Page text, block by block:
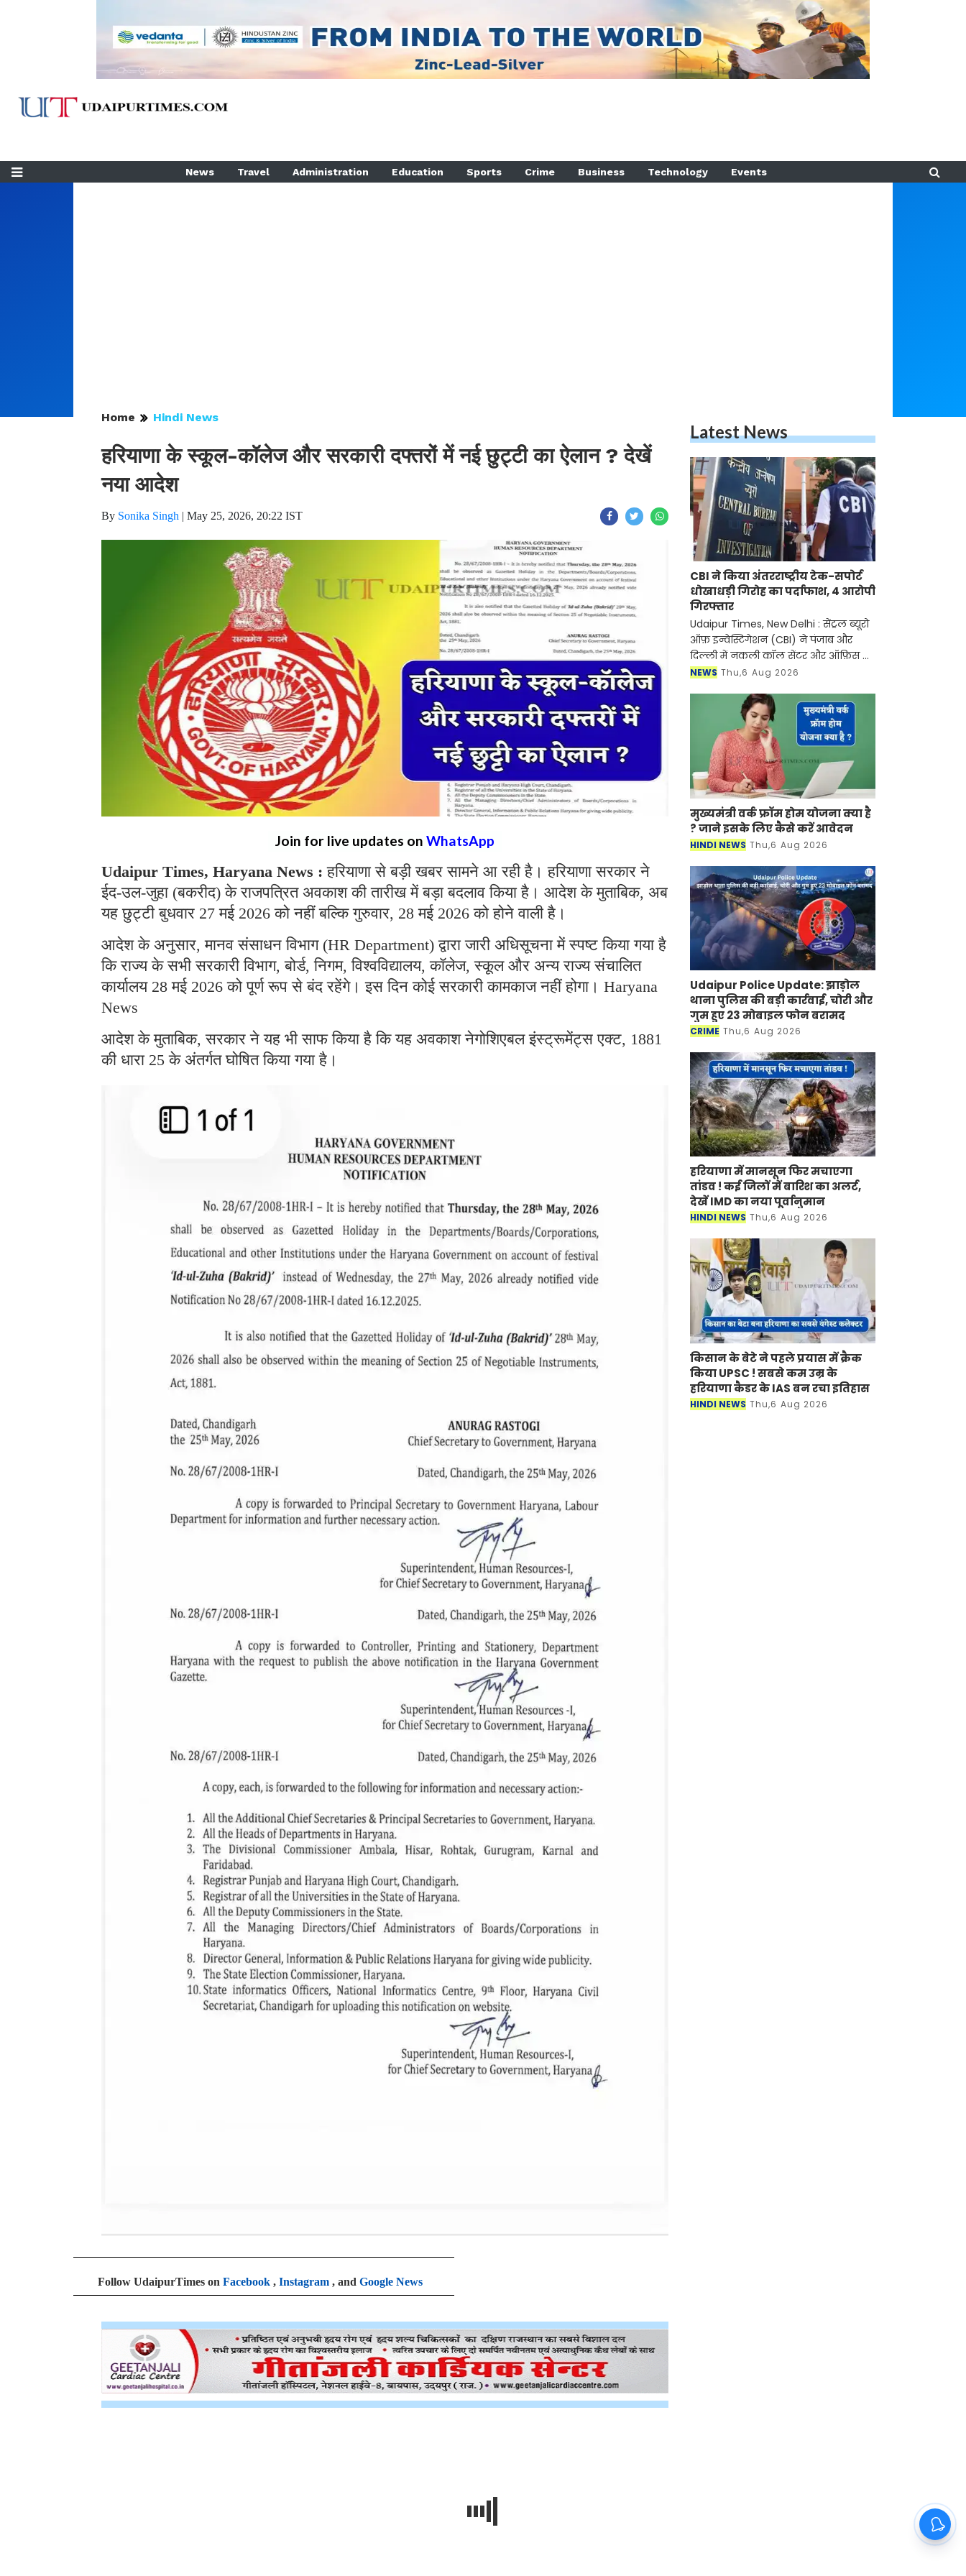
News Travel Administration Education Sports Crime Business Technology Events
Home Hindi News
हरियाणा के स्कूल-कॉलेज और सरकारी दफ्तरों में नई छुट्टी का ऐलान ? देखें
नया आदेश
By Sonika Singh | May 25, 2026, 20:22 IST
Join for live updates on WhatsApp
Udaipur Times, Haryana News : हरियाणा से बड़ी खबर सामने आ रही है। हरियाणा सरकार ने
ईद-उल-जुहा (बकरीद) के राजपत्रित अवकाश की तारीख में बड़ा बदलाव किया है। आदेश के मुताबिक, अब
यह छुट्टी बुधवार 27 मई 2026 को नहीं बल्कि गुरुवार, 28 मई 2026 को होने वाली है।
आदेश के अनुसार, मानव संसाधन विभाग (HR Department) द्वारा जारी अधिसूचना में स्पष्ट किया गया है
कि राज्य के सभी सरकारी विभाग, बोर्ड, निगम, विश्वविद्यालय, कॉलेज, स्कूल और अन्य राज्य संचालित
कार्यालय 28 मई 2026 को पूर्ण रूप से बंद रहेंगे। इस दिन कोई सरकारी कामकाज नहीं होगा। Haryana
News
आदेश के मुताबिक, सरकार ने यह भी साफ किया है कि यह अवकाश नेगोशिएबल इंस्ट्रूमेंट्स एक्ट, 1881
की धारा 25 के अंतर्गत घोषित किया गया है।
Follow UdaipurTimes on Facebook , Instagram , and Google News
Latest News
CBI ने किया अंतरराष्ट्रीय टेक-सपोर्ट
धोखाधड़ी गिरोह का पर्दाफाश, 4 आरोपी
गिरफ्तार
Udaipur Times, New Delhi : सेंट्रल ब्यूरो
ऑफ़ इन्वेस्टिगेशन (CBI) ने पंजाब और
दिल्ली में नकली कॉल सेंटर और ऑफ़िस के
ज़रिए चल रहे एक बड़े इंटरनेशनल टेक-
NEWS Thu,6 Aug 2026
मुख्यमंत्री वर्क फ्रॉम होम योजना क्या है
? जाने इसके लिए कैसे करें आवेदन
HINDI NEWS Thu,6 Aug 2026
Udaipur Police Update: झाड़ोल
थाना पुलिस की बड़ी कार्रवाई, चोरी और
गुम हुए 23 मोबाइल फोन बरामद
CRIME Thu,6 Aug 2026
हरियाणा में मानसून फिर मचाएगा
तांडव ! कई जिलों में बारिश का अलर्ट,
देखें IMD का नया पूर्वानुमान
HINDI NEWS Thu,6 Aug 2026
किसान के बेटे ने पहले प्रयास में क्रैक
किया UPSC ! सबसे कम उम्र के
हरियाणा कैडर के IAS बन रचा इतिहास
HINDI NEWS Thu,6 Aug 2026